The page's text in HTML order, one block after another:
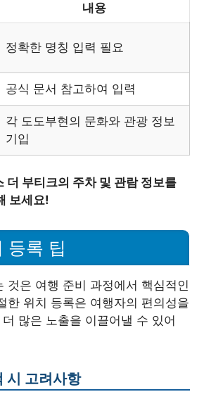
내용
정확한 명칭 입력 필요
공식 문서 참고하여 입력
각 도도부현의 문화와 관광 정보
기입
더 부티크의 주차 및 관람 정보를
보세요!
등록 팁
것은 여행 준비 과정에서 핵심적인
한 위치 등록은 여행자의 편의성을
많은 노출을 이끌어낼 수 있어
시 고려사항